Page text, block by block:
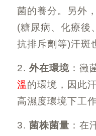
菌的養分。另外
(糖尿病、化療後
抗排斥劑等)汗斑
2. 外在環境：黴
溫的環境，因此
高濕度環境下工
3. 菌株菌量 ：在